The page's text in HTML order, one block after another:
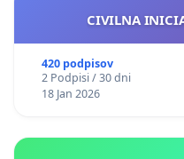
CIVILNA
420 podpisov
2 Podpisi / 30 dni
18 Jan 2026